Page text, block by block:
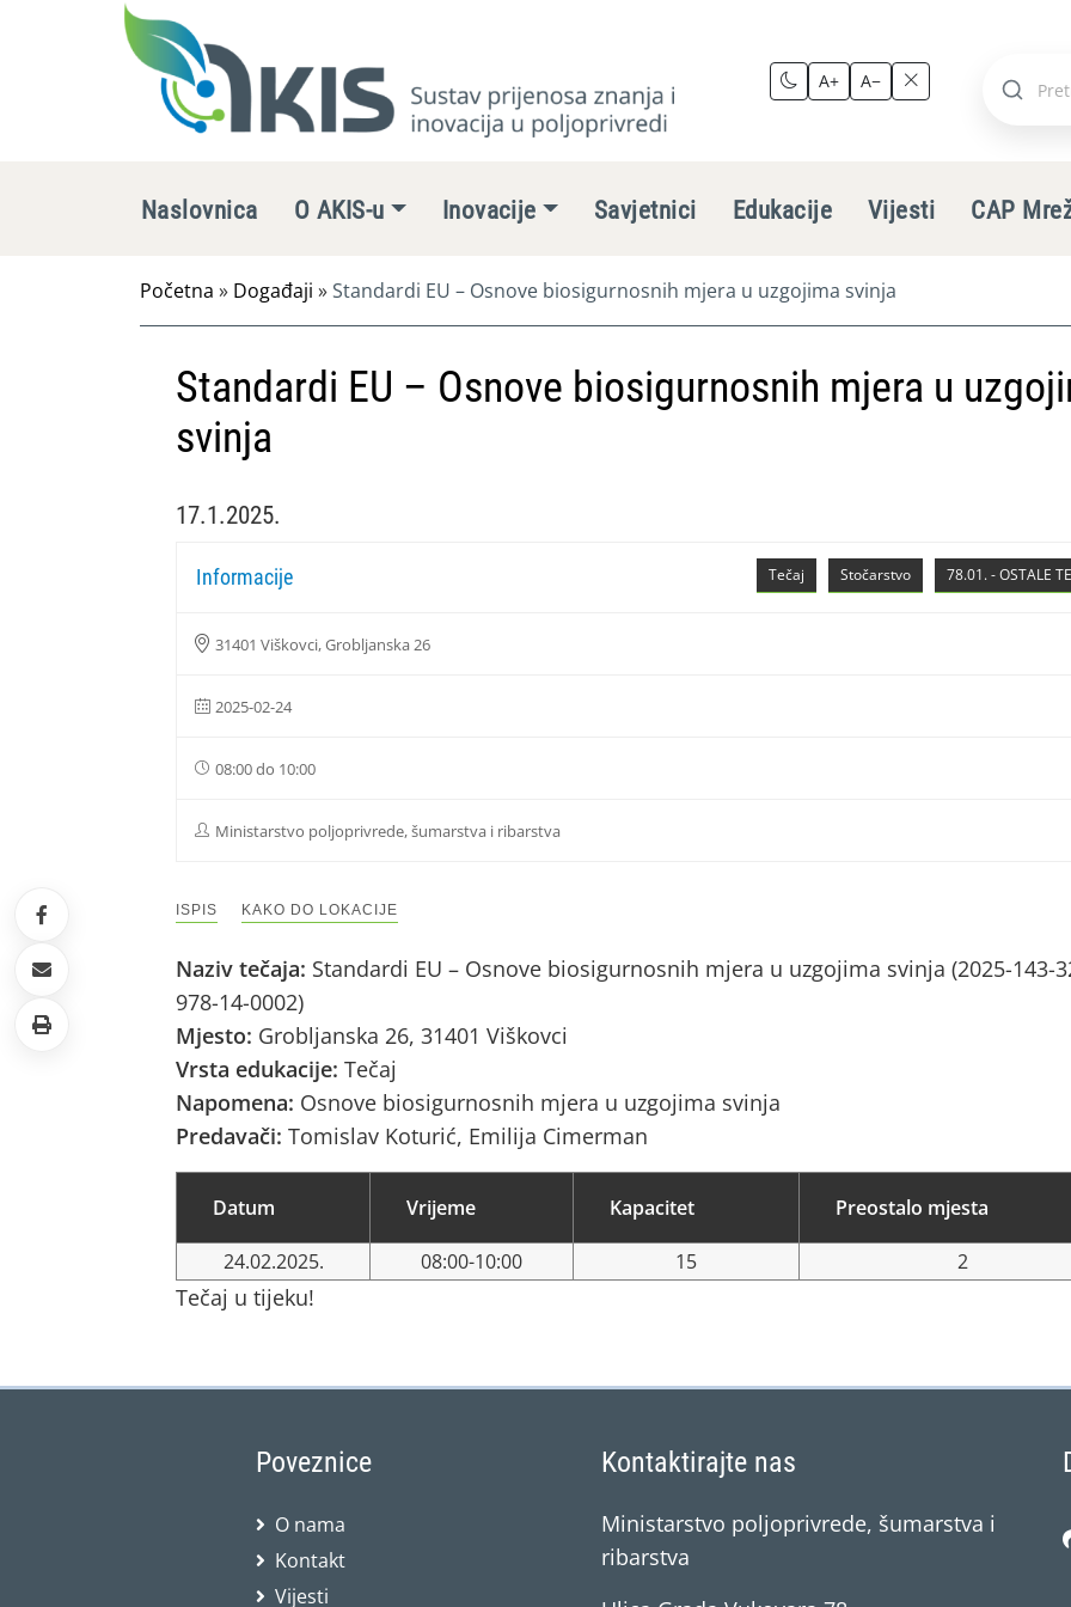
A+ A−
Pretraži
Naslovnica O AKIS-u Inovacije Savjetnici Edukacije Vijesti CAP
Početna » Događaji »Standardi EU – Osnove biosigurnosnih mjera u uzgojima svinja
Standardi EU – Osnove biosigurnosnih mjera u
svinja
17.1.2025.
78.01. - OSTALE
Stočarstvo
Tečaj
Informacije
31401 Viškovci, Grobljanska 26
2025-02-24
08:00 do 10:00
Ministarstvo poljoprivrede, šumarstva i ribarstva
ISPIS KAKO DO LOKACIJE
Naziv tečaja: Standardi EU – Osnove biosigurnosnih mjera u uzgojima svinja (2025-143-
978-14-0002)
Mjesto: Grobljanska 26, 31401 Viškovci
Vrsta edukacije: Tečaj
Napomena: Osnove biosigurnosnih mjera u uzgojima svinja
Predavači: Tomislav Koturić, Emilija Cimerman
Datum Vrijeme Kapacitet Preostalo mjesta
24.02.2025. 08:00-10:00 15 2
Tečaj u tijeku!
Poveznice
O nama
Kontakt
Vijesti
Kontaktirajte nas
Ministarstvo poljoprivrede, šumarstva i
ribarstva